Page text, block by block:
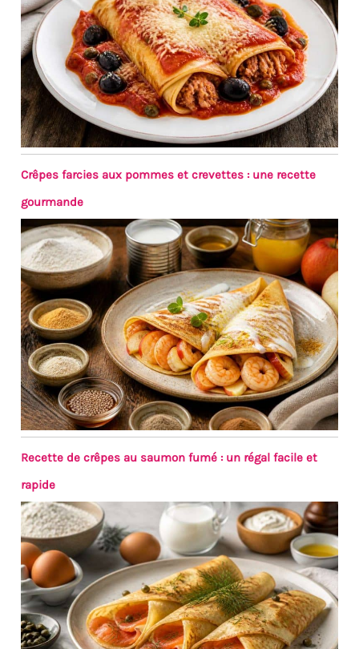
Crêpes farcies aux pommes et crevettes : une recette
gourmande
Recette de crêpes au saumon fumé : un régal facile et
rapide